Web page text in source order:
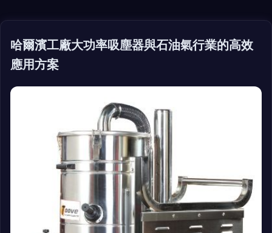
哈爾濱工廠大功率吸塵器與石油氣行業的高效
應用方案